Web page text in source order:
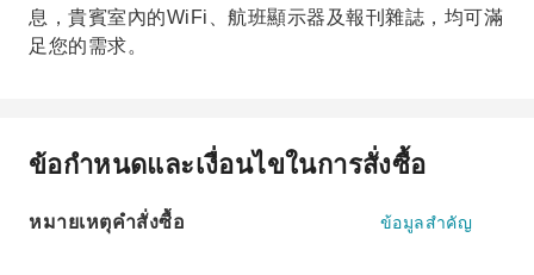
息，貴賓室內的WiFi、航班顯示器及報刊雜誌，均可滿
足您的需求。
ข้อกำหนดและเงื่อนไขในการสั่งซื้อ
หมายเหตุคำสั่งซื้อ ข้อมูลสำคัญ